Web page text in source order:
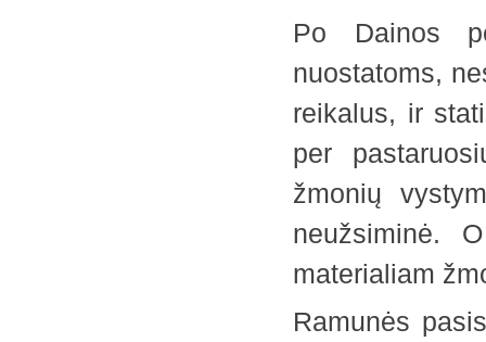
Po Dainos
nuostatoms,
reikalus, ir
per
žmonių
neužsiminė.
materialiam
Ramunės